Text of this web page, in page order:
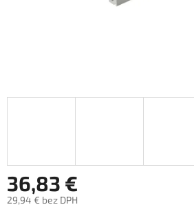
36,83 €
29,94 € bez DPH